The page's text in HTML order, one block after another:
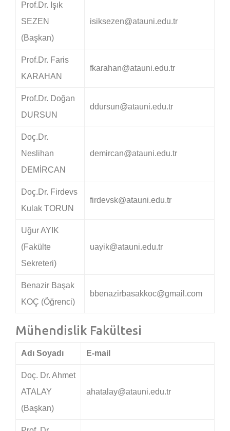
Prof.Dr. Işık
SEZEN
(Başkan)
isiksezen@atauni.edu.tr
Prof.Dr. Faris
KARAHAN
fkarahan@atauni.edu.tr
Prof.Dr. Doğan
DURSUN
ddursun@atauni.edu.tr
Doç.Dr.
Neslihan
DEMİRCAN
demircan@atauni.edu.tr
Doç.Dr. Firdevs
Kulak TORUN
firdevsk@atauni.edu.tr
Uğur AYIK
(Fakülte
Sekreteri)
uayik@atauni.edu.tr
Benazir Başak
KOÇ (Öğrenci)
bbenazirbasakkoc@gmail.com
Mühendislik Fakültesi
Adı Soyadı E-mail
Doç. Dr. Ahmet
ATALAY
(Başkan)
ahatalay@atauni.edu.tr